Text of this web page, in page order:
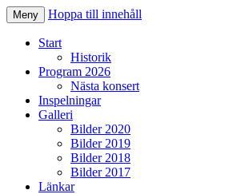
Karlshamns Musikkår
Meny Hoppa till innehåll
Start
Historik
Program 2026
Nästa konsert
Inspelningar
Galleri
Bilder 2020
Bilder 2019
Bilder 2018
Bilder 2017
Länkar